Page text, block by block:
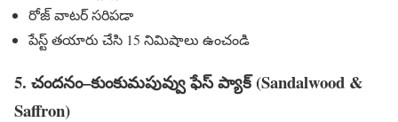
రోజ్ వాటర్ సరిపడా
పేస్ట్ తయారు చేసి 15 నిమిషాలు ఉంచండి
5. చందనం–కుంకుమపువ్వు ఫేస్ ప్యాక్ (Sandalwood &
Saffron)